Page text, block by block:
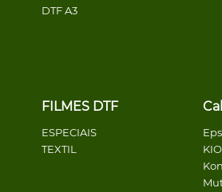
DTF A3
FILMES DTF
ESPECIAIS
TEXTIL